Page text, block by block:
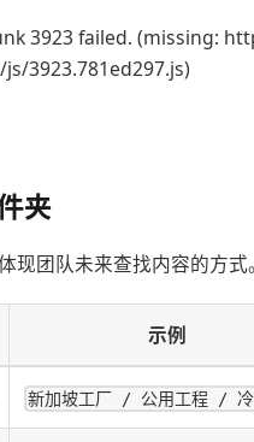
3923 failed. (missing:
3923.781ed297.js)
夹
现团队未来查找内容的方式。
示例
新加坡工厂 / 公用工程 / 冷